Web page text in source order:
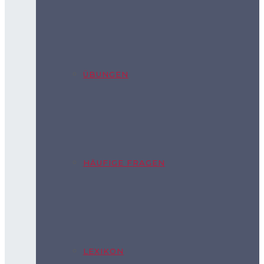
ÜBUNGEN
HÄUFIGE FRAGEN
LEXIKON